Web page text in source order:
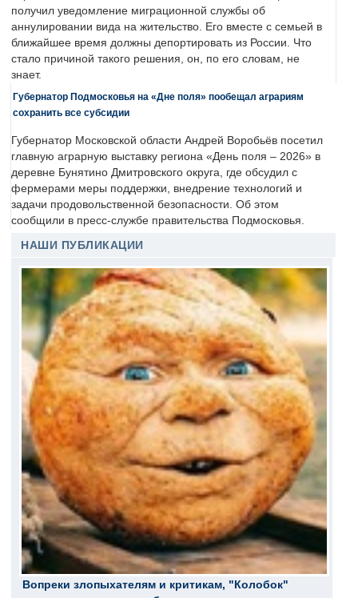
получил уведомление миграционной службы об
аннулировании вида на жительство. Его вместе с семьей в
ближайшее время должны депортировать из России. Что
стало причиной такого решения, он, по его словам, не
знает.
Губернатор Подмосковья на «Дне поля» пообещал аграриям
сохранить все субсидии
Губернатор Московской области Андрей Воробьёв посетил
главную аграрную выставку региона «День поля – 2026» в
деревне Бунятино Дмитровского округа, где обсудил с
фермерами меры поддержки, внедрение технологий и
задачи продовольственной безопасности. Об этом
сообщили в пресс-службе правительства Подмосковья.
НАШИ ПУБЛИКАЦИИ
Вопреки злопыхателям и критикам, "Колобок"